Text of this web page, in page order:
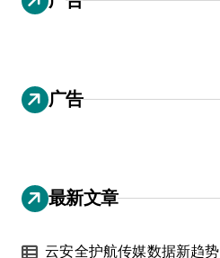
广告
最新文章
云安全护航传媒数据新趋势